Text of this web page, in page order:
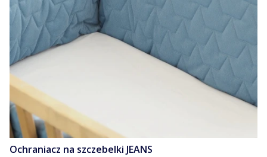
Ochraniacz na szczebelki JEANS